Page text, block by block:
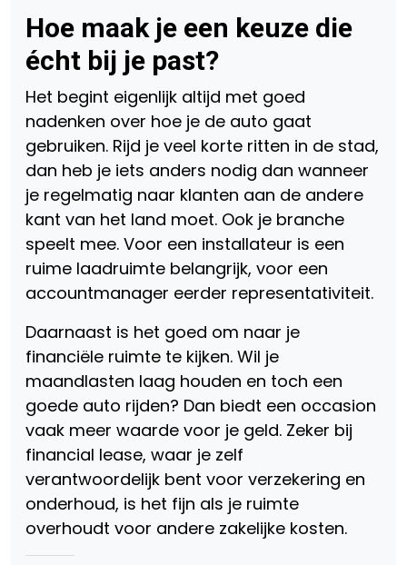
Hoe maak je een keuze die
écht bij je past?
Het begint eigenlijk altijd met goed
nadenken over hoe je de auto gaat
gebruiken. Rijd je veel korte ritten in de stad,
dan heb je iets anders nodig dan wanneer
je regelmatig naar klanten aan de andere
kant van het land moet. Ook je branche
speelt mee. Voor een installateur is een
ruime laadruimte belangrijk, voor een
accountmanager eerder representativiteit.
Daarnaast is het goed om naar je
financiële ruimte te kijken. Wil je
maandlasten laag houden en toch een
goede auto rijden? Dan biedt een occasion
vaak meer waarde voor je geld. Zeker bij
financial lease, waar je zelf
verantwoordelijk bent voor verzekering en
onderhoud, is het fijn als je ruimte
overhoudt voor andere zakelijke kosten.